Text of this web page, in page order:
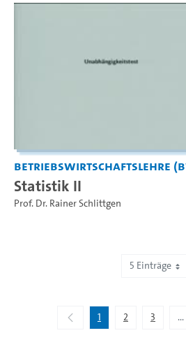
Betriebswirtschaftslehre
Statistik II
Prof. Dr. Rainer Schlittgen
5 Einträge
1 2 3 ...